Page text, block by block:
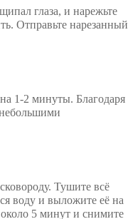
глаза, и нарежьте
Отправьте нарезанный
1-2 минуты. Благодаря
Тушите всё
воду и выложите её на
5 минут и снимите